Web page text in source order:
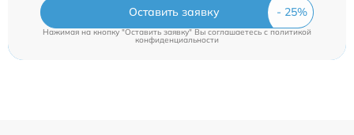
Оставить заявку
Нажимая на кнопку "Оставить заявку" Вы соглашаетесь c политикой
конфиденциальности